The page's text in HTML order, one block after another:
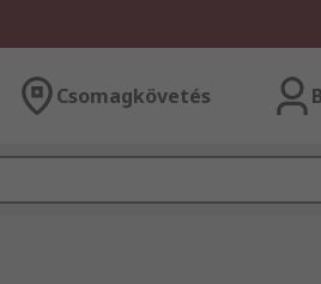
Csomagkövetés